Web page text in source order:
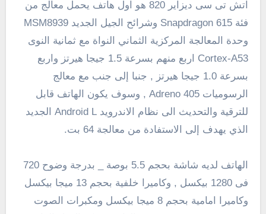
اتش تى سى ديزاير 820 هو اول هاتف يحمل معالج من
فئة Snapdragon 615 وشرائح الجيل الجديد
MSM8939
وحدة المعالجة المركزية
الثماني النواة مع ثمانية
النوى
Cortex-A53 اربع منهم بسرعة
1.5 جيجا هيرتز واربع
بسرعة 1.0 جيجا هيرتز , جنبا إلى جنب مع معالج
الرسوميات Adreno 405 , وسوف يكون الهاتف قابل
للترقية والتحديث الى نظام الاندرويد Android L الجديد
الذي يهدف إلى
الاستفادة من معالجة 64 بت .
الهاتف لديه شاشة بحجم 5.5 بوصة _ بدرجة وضوح
720
فى 1280
بيكسل , وكاميرا خلفية بحجم 13 ميجا بيكسل
وكاميرا امامية بحجم 8 ميجا بيكسل
ومكبرات الصوت